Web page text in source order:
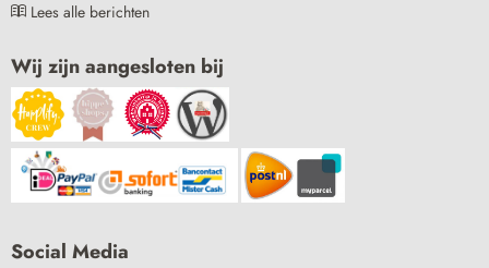
Lees alle berichten
Wij zijn aangesloten bij
Social Media